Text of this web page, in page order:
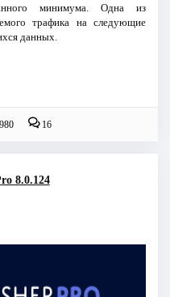
минимума. Одна из
трафика на следующие
данных.
16
8.0.124